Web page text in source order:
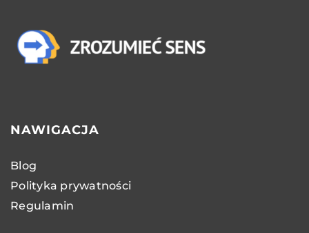
NAWIGACJA
Blog
Polityka prywatności
Regulamin